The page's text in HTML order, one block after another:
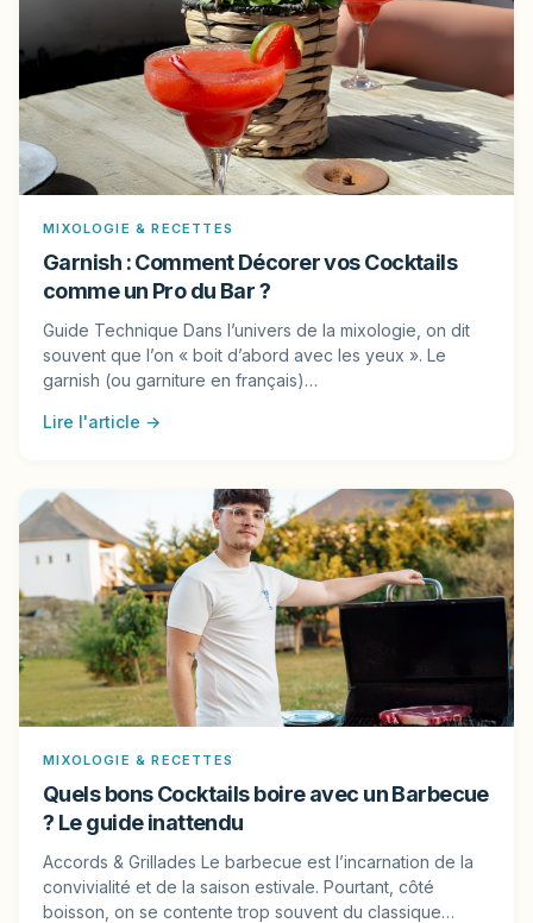
MIXOLOGIE & RECETTES
Garnish : Comment Décorer vos Cocktails
comme un Pro du Bar ?
Guide Technique Dans l’univers de la mixologie, on dit
souvent que l’on « boit d’abord avec les yeux ». Le
garnish (ou garniture en français)…
Lire l'article →
MIXOLOGIE & RECETTES
Quels bons Cocktails boire avec un Barbecue
? Le guide inattendu
Accords & Grillades Le barbecue est l’incarnation de la
convivialité et de la saison estivale. Pourtant, côté
boisson, on se contente trop souvent du classique…